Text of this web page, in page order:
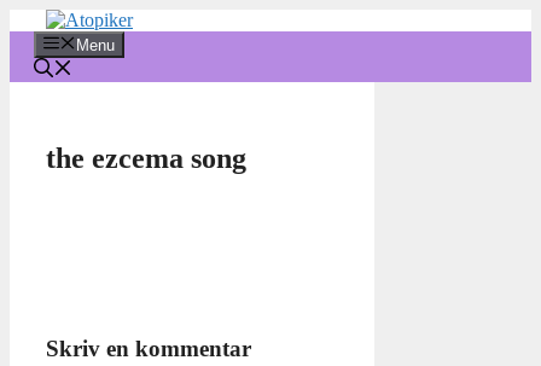
indhold
Menu
the ezcema song
Skriv en kommentar